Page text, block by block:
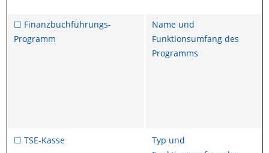
☐ Finanzbuchführungs-
Programm
Name und
Funktionsumfang des
Programms
☐ TSE-Kasse
Typ und